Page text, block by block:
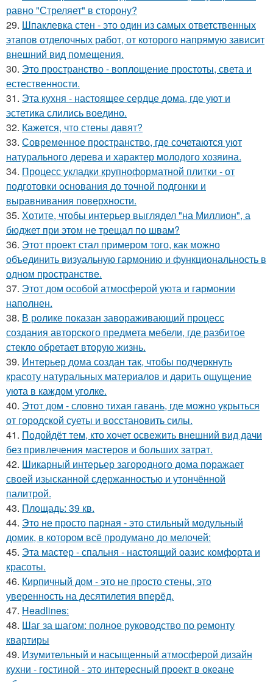
равно "Стреляет" в сторону?
29. Шпаклевка стен - это один из самых ответственных
этапов отделочных работ, от которого напрямую зависит
внешний вид помещения.
30. Это пространство - воплощение простоты, света и
естественности.
31. Эта кухня - настоящее сердце дома, где уют и
эстетика слились воедино.
32. Кажется, что стены давят?
33. Современное пространство, где сочетаются уют
натурального дерева и характер молодого хозяина.
34. Процесс укладки крупноформатной плитки - от
подготовки основания до точной подгонки и
выравнивания поверхности.
35. Хотите, чтобы интерьер выглядел "на Миллион", а
бюджет при этом не трещал по швам?
36. Этот проект стал примером того, как можно
объединить визуальную гармонию и функциональность в
одном пространстве.
37. Этот дом особой атмосферой уюта и гармонии
наполнен.
38. В ролике показан завораживающий процесс
создания авторского предмета мебели, где разбитое
стекло обретает вторую жизнь.
39. Интерьер дома создан так, чтобы подчеркнуть
красоту натуральных материалов и дарить ощущение
уюта в каждом уголке.
40. Этот дом - словно тихая гавань, где можно укрыться
от городской суеты и восстановить силы.
41. Подойдёт тем, кто хочет освежить внешний вид дачи
без привлечения мастеров и больших затрат.
42. Шикарный интерьер загородного дома поражает
своей изысканной сдержанностью и утончённой
палитрой.
43. Площадь: 39 кв.
44. Это не просто парная - это стильный модульный
домик, в котором всё продумано до мелочей:
45. Эта мастер - спальня - настоящий оазис комфорта и
красоты.
46. Кирпичный дом - это не просто стены, это
уверенность на десятилетия вперёд.
47. Headlines:
48. Шаг за шагом: полное руководство по ремонту
квартиры
49. Изумительный и насыщенный атмосферой дизайн
кухни - гостиной - это интересный проект в океане